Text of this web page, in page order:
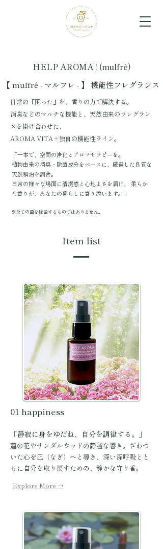
HELP AROMA ! (mulfré)
【 mulfré - マルフレ - 】 機能性フレグランス
日常の『困った』を、香りの力で解決する。
消臭などのマルチな機能と、天然由来のフレグラン
スを掛け合わせた、
AROMA VITA＋独自の機能性ライン。
「一本で、空間の浄化とアロマセラピーを。
植物由来の消臭・除菌成分をベースに、厳選した良質な
天然精油を調合。
日常の様々な場面に清潔感と心地よさを届け、 柔らか
な香りが、あなたの暮らしに寄り添います。」
※全ての菌を除菌するものではありません。
Item list
01 happiness
「静寂に身をゆだね、自分を調律する。」
蓮の花やサンダルウッドの静謐な響き。ざわつ
いた心を凪（なぎ）へと導き、深い深呼吸とと
もに自分を取り戻すための、静かな守り香。
Explore More →